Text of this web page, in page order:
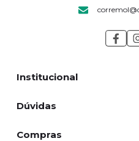
Institucional
Dúvidas
Compras